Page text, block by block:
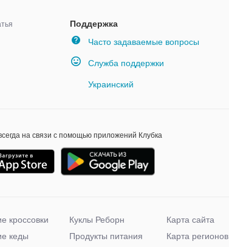
Поддержка
Часто задаваемые вопросы
Служба поддержки
Украинский
на связи с помощью приложений Клубка
кроссовки
кеды
Куклы Реборн
Продукты питания
Карта сайта
Карта регионов